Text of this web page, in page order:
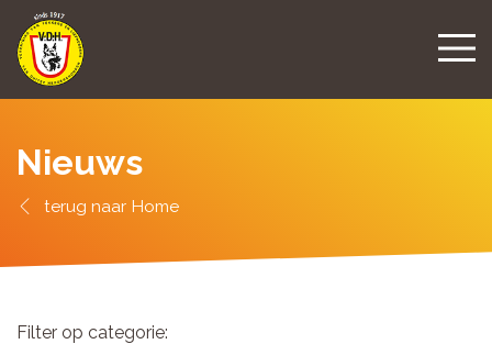
Nieuws
Home
Filter op categorie: